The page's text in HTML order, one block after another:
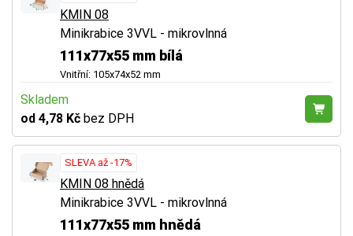
KMIN 08
Minikrabice 3VVL - mikrovlnná
111x77x55 mm bílá
Vnitřní: 105x74x52 mm
Skladem
od 4,78 Kč bez DPH
SLEVA až -17%
KMIN 08 hnědá
Minikrabice 3VVL - mikrovlnná
111x77x55 mm hnědá